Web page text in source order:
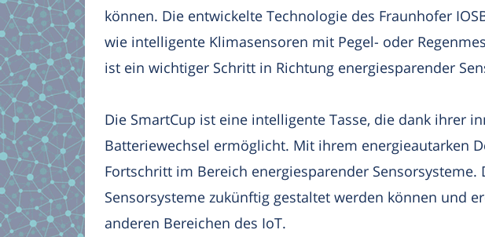
können. Die entwickelte Technologie des Fraunhofer
wie intelligente Klimasensoren mit Pegel- oder
ist ein wichtiger Schritt in Richtung energiesparender
Die SmartCup ist eine intelligente Tasse, die dank ihrer
Batteriewechsel ermöglicht. Mit ihrem energieautarken
Fortschritt im Bereich energiesparender
Sensorsysteme zukünftig gestaltet werden können und
anderen Bereichen des IoT.